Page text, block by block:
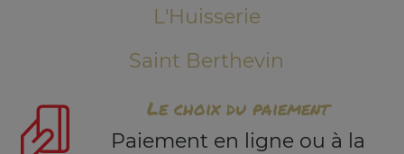
L'Huisserie
Saint Berthevin
Le choix du paiement
Paiement en ligne ou à la